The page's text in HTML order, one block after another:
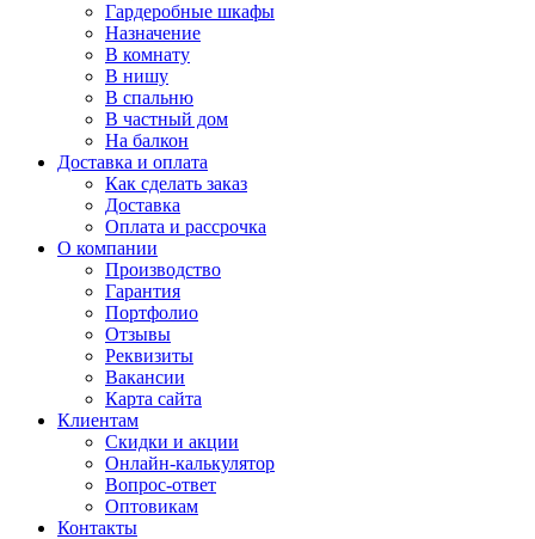
Гардеробные шкафы
Назначение
В комнату
В нишу
В спальню
В частный дом
На балкон
Доставка и оплата
Как сделать заказ
Доставка
Оплата и рассрочка
О компании
Производство
Гарантия
Портфолио
Отзывы
Реквизиты
Вакансии
Карта сайта
Клиентам
Скидки и акции
Онлайн-калькулятор
Вопрос-ответ
Оптовикам
Контакты